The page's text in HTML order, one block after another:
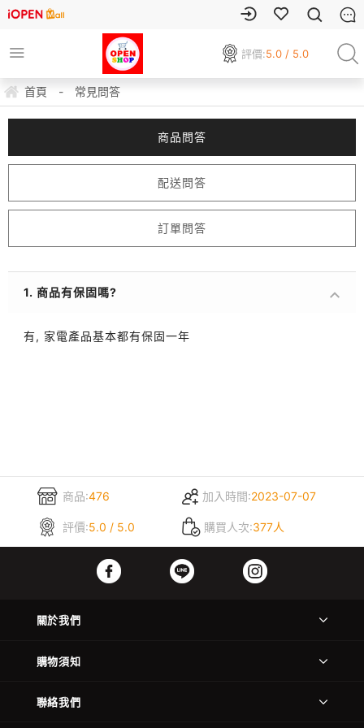
評價:5.0 / 5.0
首頁 - 常見問答
商品問答
配送問答
訂單問答
1. 商品有保固嗎?
有, 家電產品基本都有保固一年
商品:476 加入時間:2023-07-07
評價:5.0 / 5.0 購買人次:377人
關於我們
購物須知
聯絡我們